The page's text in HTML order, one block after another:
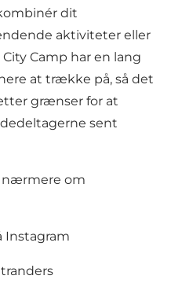
dit
aktiviteter eller
Camp har en lang
at trække på, så det
grænser for at
sent
nærmere om
Instagram